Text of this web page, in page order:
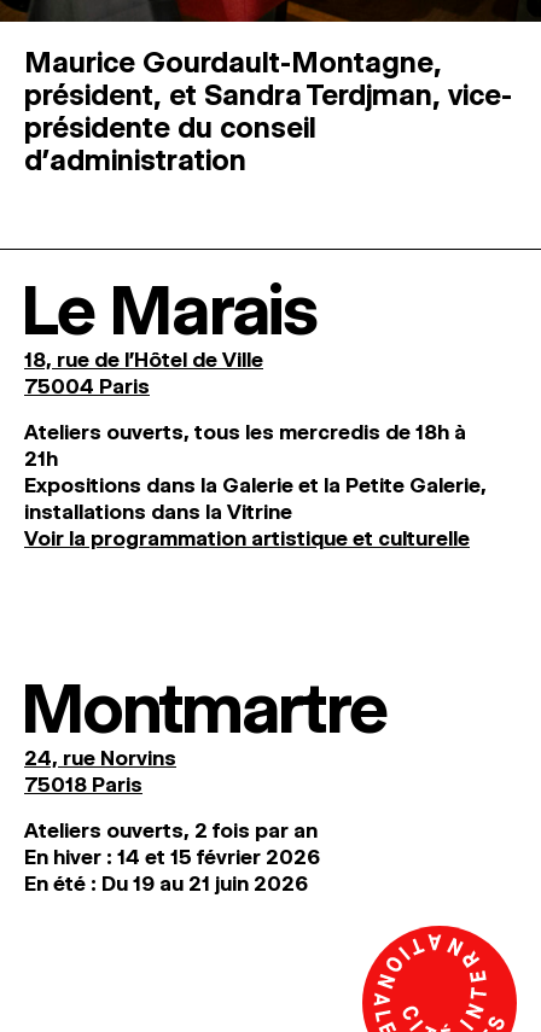
Maurice Gourdault-Montagne,
président, et Sandra Terdjman, vice-
présidente du conseil
d’administration
Le Marais
18, rue de l'Hôtel de Ville
75004 Paris
Ateliers ouverts, tous les mercredis de 18h à
21h
Expositions dans la Galerie et la Petite Galerie,
installations dans la Vitrine
Voir la programmation artistique et culturelle
Montmartre
24, rue Norvins
75018 Paris
Ateliers ouverts, 2 fois par an
En hiver : 14 et 15 février 2026
En été : Du 19 au 21 juin 2026